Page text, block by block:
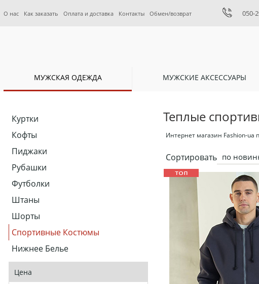
О нас Как заказать Оплата и доставка Контакты Обмен/возврат 050-
МУЖСКАЯ ОДЕЖДА МУЖСКИЕ АКСЕССУАРЫ
Куртки
Кофты
Пиджаки
Рубашки
Футболки
Штаны
Шорты
Спортивные Костюмы
Нижнее Белье
Цена
Теплые
Интернет магазин Fashion-ua
Сортировать по